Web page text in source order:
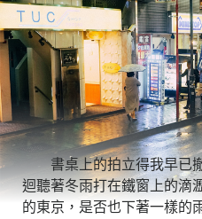
書桌上的拍立得我早已撤
迴聽著冬雨打在鐵窗上的滴
的東京，是否也下著一樣的